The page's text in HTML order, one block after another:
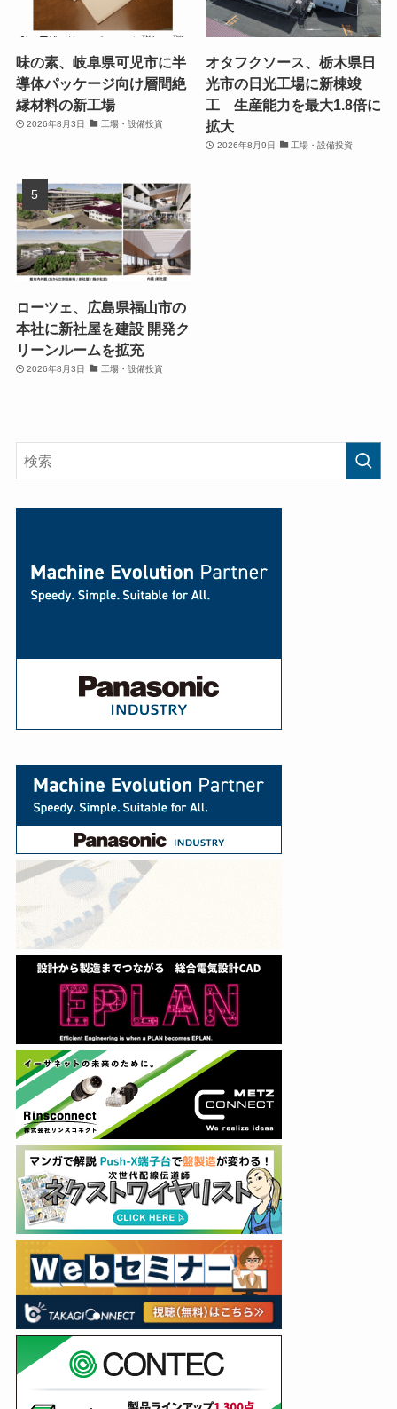
味の素、岐阜県可児市に半
導体パッケージ向け層間絶
縁材料の新工場
2026年8月3日 工場・設備投資
オタフクソース、栃木県日
光市の日光工場に新棟竣
工 生産能力を最大1.8倍に
拡大
2026年8月9日 工場・設備投資
ローツェ、広島県福山市の
本社に新社屋を建設 開発ク
リーンルームを拡充
2026年8月3日 工場・設備投資